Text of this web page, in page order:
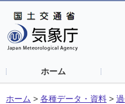
ホーム
ホーム > 各種データ・資料 >